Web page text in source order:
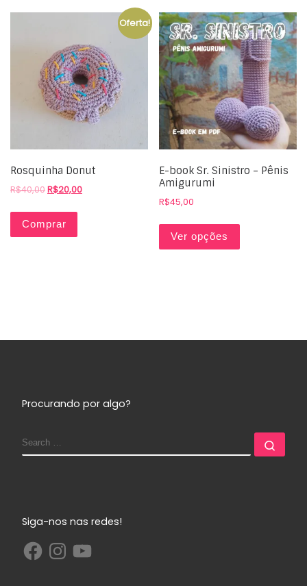
Oferta!
Rosquinha Donut
R$40,00R$20,00
Comprar
E-book Sr. Sinistro – Pênis
Amigurumi
R$45,00
Ver opções
Procurando por algo?
Siga-nos nas redes!